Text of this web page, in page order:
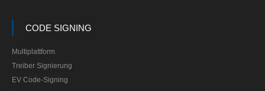
CODE SIGNING
Multiplattform
Treiber Signierung
EV Code-Signing